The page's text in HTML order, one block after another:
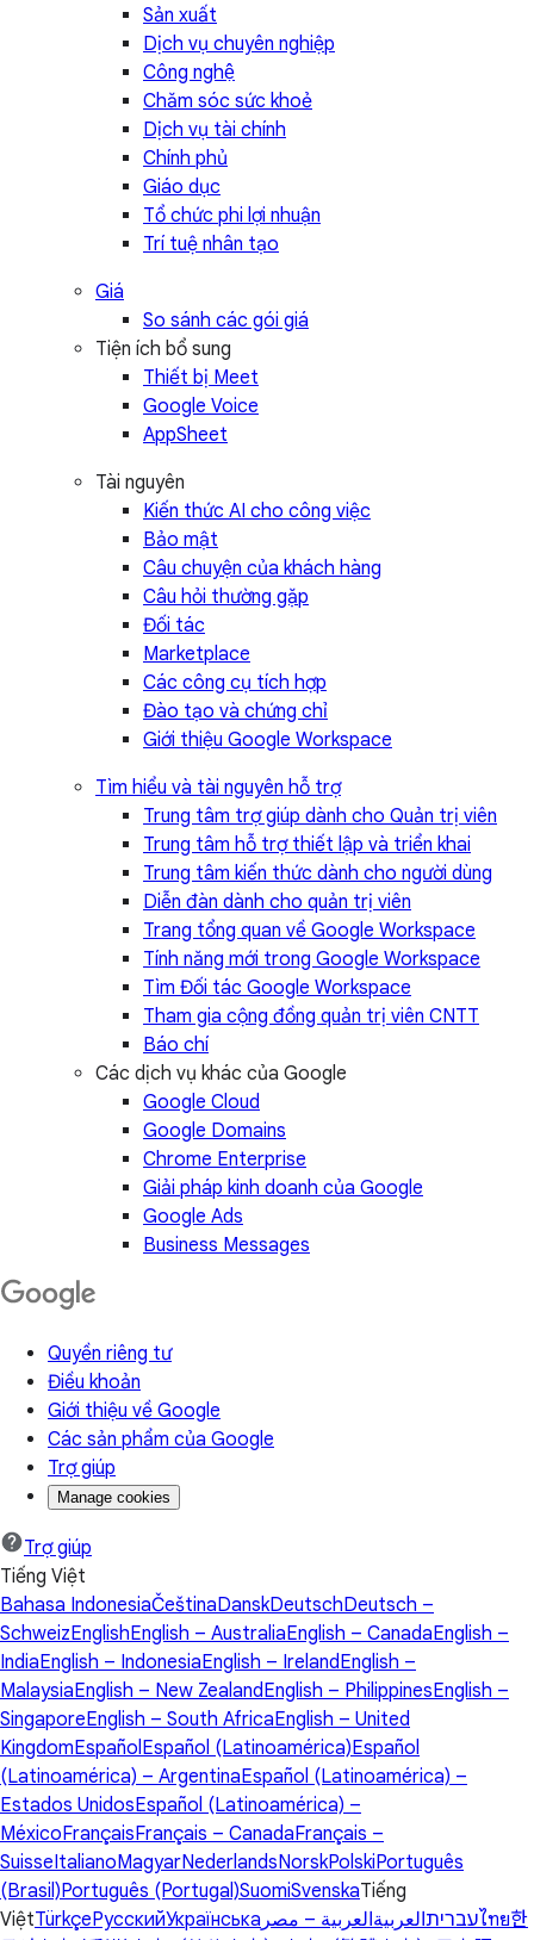
Sản xuất
Dịch vụ chuyên nghiệp
Công nghệ
Chăm sóc sức khoẻ
Dịch vụ tài chính
Chính phủ
Giáo dục
Tổ chức phi lợi nhuận
Trí tuệ nhân tạo
Giá
So sánh các gói giá
Tiện ích bổ sung
Thiết bị Meet
Google Voice
AppSheet
Tài nguyên
Kiến thức AI cho công việc
Bảo mật
Câu chuyện của khách hàng
Câu hỏi thường gặp
Đối tác
Marketplace
Các công cụ tích hợp
Đào tạo và chứng chỉ
Giới thiệu Google Workspace
Tìm hiểu và tài nguyên hỗ trợ
Trung tâm trợ giúp dành cho Quản trị viên
Trung tâm hỗ trợ thiết lập và triển khai
Trung tâm kiến thức dành cho người dùng
Diễn đàn dành cho quản trị viên
Trang tổng quan về Google Workspace
Tính năng mới trong Google Workspace
Tìm Đối tác Google Workspace
Tham gia cộng đồng quản trị viên CNTT
Báo chí
Các dịch vụ khác của Google
Google Cloud
Google Domains
Chrome Enterprise
Giải pháp kinh doanh của Google
Google Ads
Business Messages
Quyền riêng tư
Điều khoản
Giới thiệu về Google
Các sản phẩm của Google
Trợ giúp
Manage cookies
Trợ giúp
Tiếng Việt
Bahasa IndonesiaČeštinaDanskDeutschDeutsch –
SchweizEnglishEnglish – AustraliaEnglish – CanadaEnglish –
IndiaEnglish – IndonesiaEnglish – IrelandEnglish –
MalaysiaEnglish – New ZealandEnglish – PhilippinesEnglish –
SingaporeEnglish – South AfricaEnglish – United
KingdomEspañol Español (Latinoamérica)Español
(Latinoamérica) – ArgentinaEspañol (Latinoamérica) –
Estados UnidosEspañol (Latinoamérica) –
MéxicoFrançaisFrançais – CanadaFrançais –
SuisseItalianoMagyarNederlandsNorskPolskiPortuguês
(Brasil)Português (Portugal)SuomiSvenskaTiếng
ViệtTürkçeРусскийУкраїнська עבריתالعربيةالعربية – مصر ไทย한